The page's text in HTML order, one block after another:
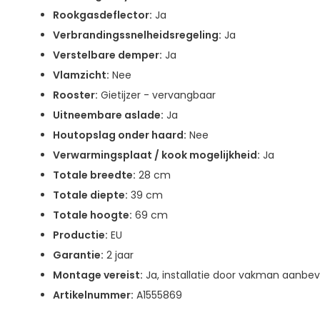
Rookgasdeflector: Ja
Verbrandingssnelheidsregeling: Ja
Verstelbare demper: Ja
Vlamzicht: Nee
Rooster: Gietijzer - vervangbaar
Uitneembare aslade: Ja
Houtopslag onder haard: Nee
Verwarmingsplaat / kook mogelijkheid: Ja
Totale breedte: 28 cm
Totale diepte: 39 cm
Totale hoogte: 69 cm
Productie: EU
Garantie: 2 jaar
Montage vereist: Ja, installatie door vakman
Artikelnummer: A1555869